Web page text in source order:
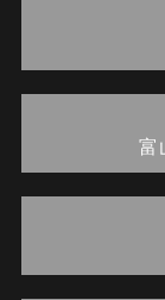
金澤指輪工房｜手
金澤指輪工房｜手
プライバシーポリ
富